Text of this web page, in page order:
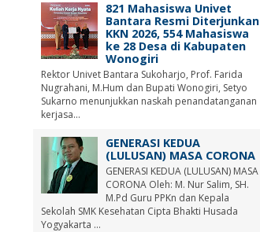
821 Mahasiswa Univet
Bantara Resmi Diterjunkan
KKN 2026, 554 Mahasiswa
ke 28 Desa di Kabupaten
Wonogiri
Rektor Univet Bantara Sukoharjo, Prof. Farida
Nugrahani, M.Hum dan Bupati Wonogiri, Setyo
Sukarno menunjukkan naskah penandatanganan
kerjasa...
GENERASI KEDUA
(LULUSAN) MASA CORONA
GENERASI KEDUA (LULUSAN) MASA
CORONA Oleh: M. Nur Salim, SH.
M.Pd Guru PPKn dan Kepala
Sekolah SMK Kesehatan Cipta Bhakti Husada
Yogyakarta ...